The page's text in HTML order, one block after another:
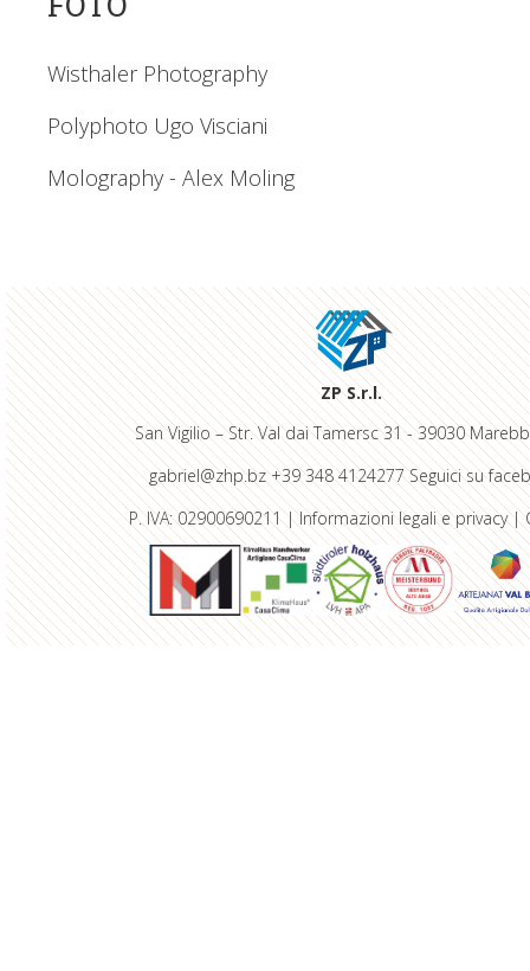
Wisthaler Photography
Polyphoto Ugo Visciani
Molography - Alex Moling
ZP S.r.l.
San Vigilio – Str. Val dai Tamersc 31 - 39030
gabriel@zhp.bz +39 348 4124277 Seguici su
P. IVA: 02900690211 |Informazioni legalieprivacy|